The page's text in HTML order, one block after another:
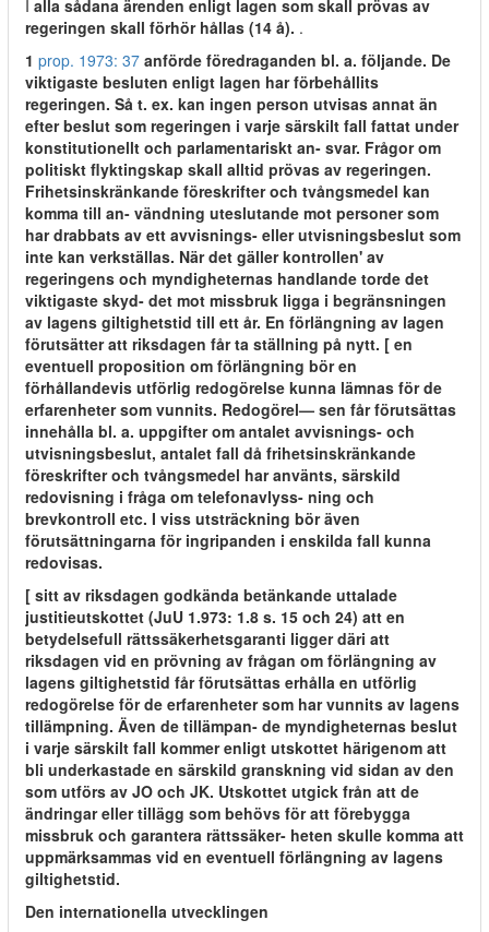
I alla sådana ärenden enligt lagen som skall prövas av
regeringen skall förhör hållas (14 å). .
1 prop. 1973: 37 anförde föredraganden bl. a. följande. De
viktigaste besluten enligt lagen har förbehållits
regeringen. Så t. ex. kan ingen person utvisas annat än
efter beslut som regeringen i varje särskilt fall fattat under
konstitutionellt och parlamentariskt an- svar. Frågor om
politiskt flyktingskap skall alltid prövas av regeringen.
Frihetsinskränkande föreskrifter och tvångsmedel kan
komma till an- vändning uteslutande mot personer som
har drabbats av ett avvisnings- eller utvisningsbeslut som
inte kan verkställas. När det gäller kontrollen' av
regeringens och myndigheternas handlande torde det
viktigaste skyd- det mot missbruk ligga i begränsningen
av lagens giltighetstid till ett år. En förlängning av lagen
förutsätter att riksdagen får ta ställning på nytt. [ en
eventuell proposition om förlängning bör en
förhållandevis utförlig redogörelse kunna lämnas för de
erfarenheter som vunnits. Redogörel— sen får förutsättas
innehålla bl. a. uppgifter om antalet avvisnings- och
utvisningsbeslut, antalet fall då frihetsinskränkande
föreskrifter och tvångsmedel har använts, särskild
redovisning i fråga om telefonavlyss- ning och
brevkontroll etc. I viss utsträckning bör även
förutsättningarna för ingripanden i enskilda fall kunna
redovisas.
[ sitt av riksdagen godkända betänkande uttalade
justitieutskottet (JuU 1.973: 1.8 s. 15 och 24) att en
betydelsefull rättssäkerhetsgaranti ligger däri att
riksdagen vid en prövning av frågan om förlängning av
lagens giltighetstid får förutsättas erhålla en utförlig
redogörelse för de erfarenheter som har vunnits av lagens
tillämpning. Även de tillämpan- de myndigheternas beslut
i varje särskilt fall kommer enligt utskottet härigenom att
bli underkastade en särskild granskning vid sidan av den
som utförs av JO och JK. Utskottet utgick från att de
ändringar eller tillägg som behövs för att förebygga
missbruk och garantera rättssäker- heten skulle komma att
uppmärksammas vid en eventuell förlängning av lagens
giltighetstid.
Den internationella utvecklingen